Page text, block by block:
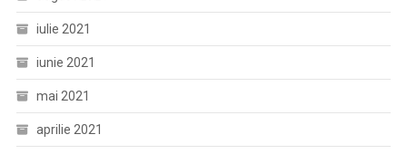
iulie 2021
iunie 2021
mai 2021
aprilie 2021